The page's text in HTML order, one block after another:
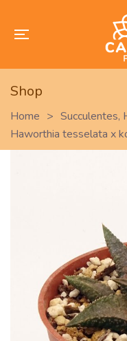
Shop
Home > Succulentes,
Haworthia tesselata x